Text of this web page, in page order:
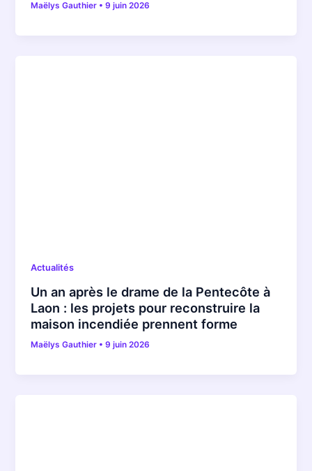
Maëlys Gauthier •9 juin 2026
Actualités
Un an après le drame de la Pentecôte à
Laon : les projets pour reconstruire la
maison incendiée prennent forme
Maëlys Gauthier •9 juin 2026